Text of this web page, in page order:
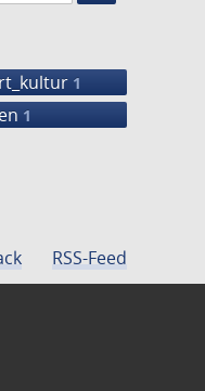
Suche
1
1
RSS-Feed